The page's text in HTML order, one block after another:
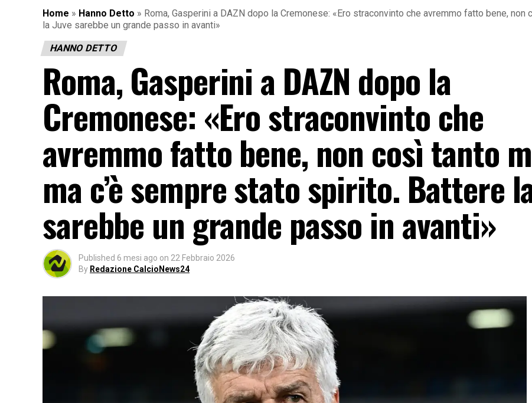
Home » Hanno Detto » Roma, Gasperini a DAZN dopo la Cremonese: «Ero straconvinto che avremmo fatto bene,
la Juve sarebbe un grande passo in avanti»
HANNO DETTO
Roma, Gasperini a DAZN dopo la
Cremonese: «Ero straconvinto che
avremmo fatto bene, non così tanto
ma c’è sempre stato spirito. Battere
sarebbe un grande passo in avanti»
Published 6 mesi ago on 22 Febbraio 2026
By Redazione CalcioNews24